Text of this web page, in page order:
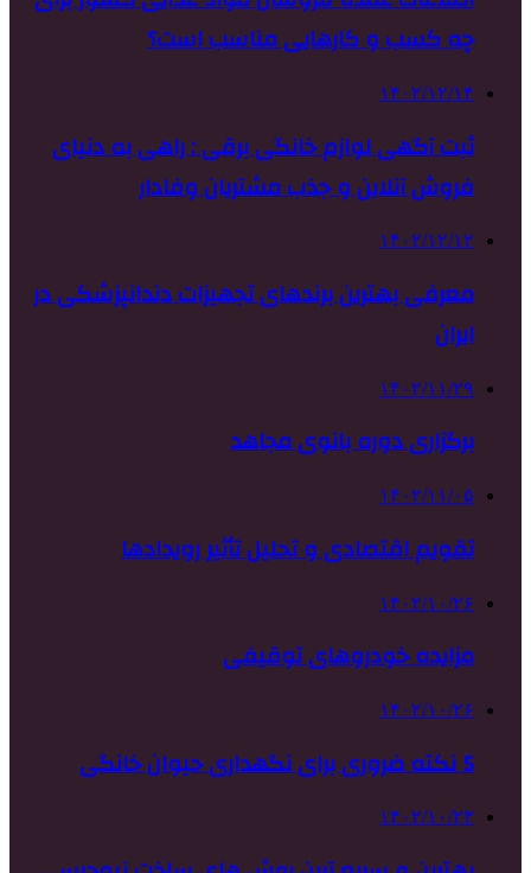
چه کسب و کارهایی مناسب است؟
۱۴۰۲/۱۲/۱۴
ثبت آگهی لوازم خانگی برقی : راهی به دنیای
فروش آنلاین و جذب مشتریان وفادار
۱۴۰۲/۱۲/۱۲
معرفی بهترین برندهای تجهیزات دندانپزشکی در
ایران
۱۴۰۲/۱۱/۲۹
برگزاری دوره بانوی مجاهد
۱۴۰۲/۱۱/۰۵
تقویم اقتصادی و تحلیل تأثیر رویدادها
۱۴۰۲/۱۰/۲۶
مزایده خودروهای توقیفی
۱۴۰۲/۱۰/۲۶
5 نکته ضروری برای نگهداری حیوان خانگی
۱۴۰۲/۱۰/۲۳